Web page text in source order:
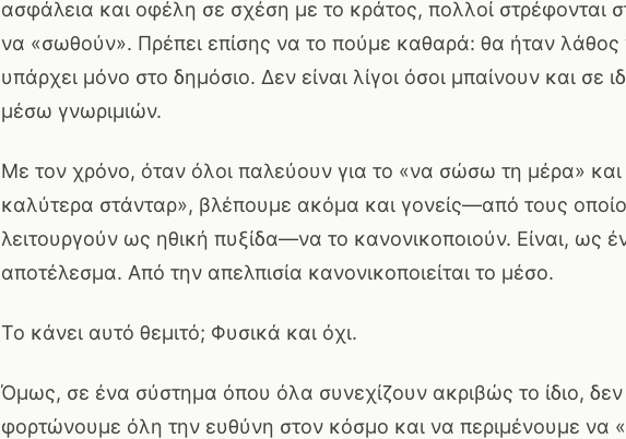
ασφάλεια και οφέλη σε σχέση με το κράτος, πολλοί στρέφονται
να «σωθούν». Πρέπει επίσης να το πούμε καθαρά: θα ήταν λάθος
υπάρχει μόνο στο δημόσιο. Δεν είναι λίγοι όσοι μπαίνουν και σε
μέσω γνωριμιών.
Με τον χρόνο, όταν όλοι παλεύουν για το «να σώσω τη μέρα»
καλύτερα στάνταρ», βλέπουμε ακόμα και γονείς—από τους
λειτουργούν ως ηθική πυξίδα—να το κανονικοποιούν. Είναι, ως
αποτέλεσμα. Από την απελπισία κανονικοποιείται το μέσο.
Το κάνει αυτό θεμιτό; Φυσικά και όχι.
Όμως, σε ένα σύστημα όπου όλα συνεχίζουν ακριβώς το ίδιο, δεν
φορτώνουμε όλη την ευθύνη στον κόσμο και να περιμένουμε να